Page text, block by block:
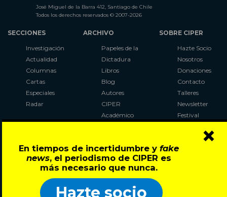
En tiempos de incertidumbre y fake
news, el periodismo de CIPER es
más necesario que nunca.
Hazte socio
×
José Miguel de la Barra 412, Santiago de Chile
Todos los derechos reservados © 2007-2026
SECCIONES
Investigación
Actualidad
Columnas
Cartas
Especiales
Radar
ARCHIVO
Papeles de la
Dictadura
Libros
Blog
Autores
CIPER
Académico
Al Plebiscito
con CIPER
SOBRE CIPER
Hazte Socio
Nosotros
Donaciones
Contacto
Talleres
Newsletter
Festival